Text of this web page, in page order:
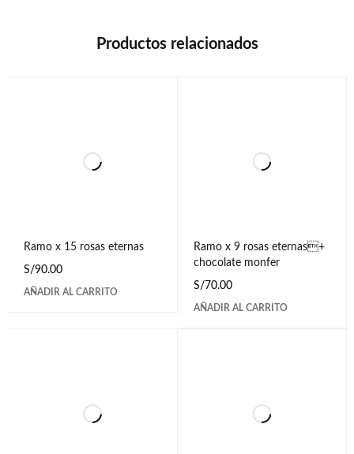
Productos relacionados
Ramo x 15 rosas eternas
S/90.00
AÑADIR AL CARRITO
Ramo x 9 rosas eternas+
chocolate monfer
S/70.00
AÑADIR AL CARRITO